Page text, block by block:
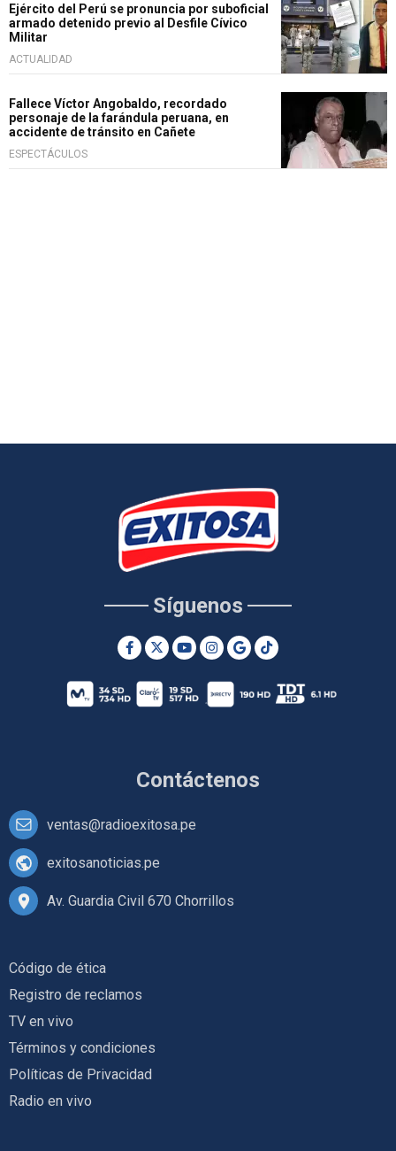
Ejército del Perú se pronuncia por suboficial
armado detenido previo al Desfile Cívico
Militar
ACTUALIDAD
Fallece Víctor Angobaldo, recordado
personaje de la farándula peruana, en
accidente de tránsito en Cañete
ESPECTÁCULOS
Contáctenos
ventas@radioexitosa.pe
exitosanoticias.pe
Av. Guardia Civil 670 Chorrillos
Síguenos
Código de ética
Registro de reclamos
TV en vivo
Términos y condiciones
Políticas de Privacidad
Radio en vivo